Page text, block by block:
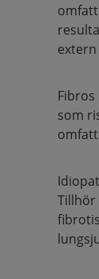
Fibros
som
Tillhör